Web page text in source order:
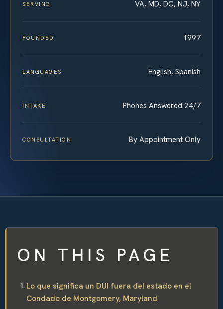
SERVING VA, MD, DC, NJ, NY
FOUNDED 1997
LANGUAGES English, Spanish
INTAKE Phones Answered 24/7
CONSULTATION By Appointment Only
ON THIS PAGE
Lo que significa un DUI fuera del estado en el
Condado de Montgomery, Maryland